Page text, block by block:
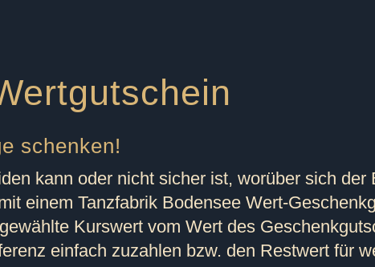
schenken!
kann oder nicht sicher ist, worüber sich der
einem Tanzfabrik Bodensee Wert-
Kurswert vom Wert des
einfach zuzahlen bzw. den Restwert für